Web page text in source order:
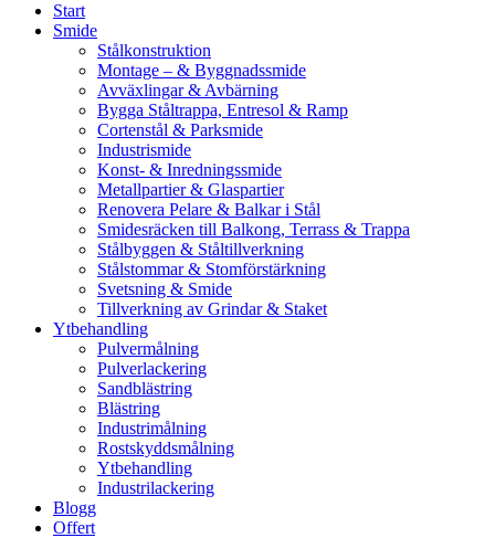
Start
Smide
Stålkonstruktion
Montage – & Byggnadssmide
Avväxlingar & Avbärning
Bygga Ståltrappa, Entresol & Ramp
Cortenstål & Parksmide
Industrismide
Konst- & Inredningssmide
Metallpartier & Glaspartier
Renovera Pelare & Balkar i Stål
Smidesräcken till Balkong, Terrass & Trappa
Stålbyggen & Ståltillverkning
Stålstommar & Stomförstärkning
Svetsning & Smide
Tillverkning av Grindar & Staket
Ytbehandling
Pulvermålning
Pulverlackering
Sandblästring
Blästring
Industrimålning
Rostskyddsmålning
Ytbehandling
Industrilackering
Blogg
Offert